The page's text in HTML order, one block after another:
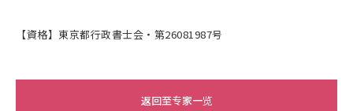
【資格】東京都行政書士会・第26081987号
返回至专家一览